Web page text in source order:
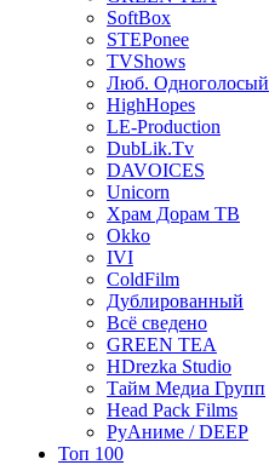
SoftBox
STEPonee
TVShows
Люб. Одноголосый
HighHopes
LE-Production
DubLik.Tv
DAVOICES
Unicorn
Храм Дорам ТВ
Okko
IVI
ColdFilm
Дублированный
Всё сведено
GREEN TEA
HDrezka Studio
Тайм Медиа Групп
Head Pack Films
РуАниме / DEEP
Топ 100